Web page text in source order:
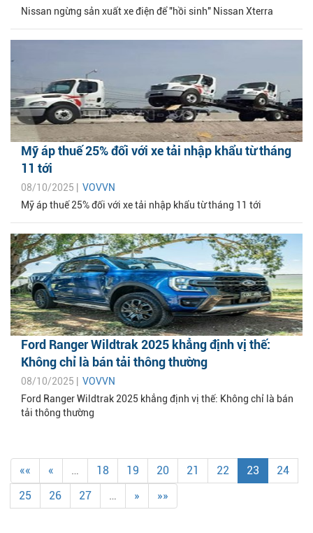
Nissan ngừng sản xuất xe điện để "hồi sinh" Nissan Xterra
Mỹ áp thuế 25% đối với xe tải nhập khẩu từ tháng
11 tới
08/10/2025 | VOVVN
Mỹ áp thuế 25% đối với xe tải nhập khẩu từ tháng 11 tới
Ford Ranger Wildtrak 2025 khẳng định vị thế:
Không chỉ là bán tải thông thường
08/10/2025 | VOVVN
Ford Ranger Wildtrak 2025 khẳng định vị thế: Không chỉ là bán
tải thông thường
«« « … 18 19 20 21 22 23
24
25
26 27 … » »»